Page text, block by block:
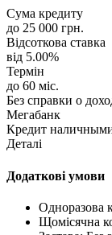
Сума кредиту
до 25 000 грн.
Відсоткова ставка
від 5.00%
Термін
до 60 міс.
Без справки о
Мегабанк
Кредит
Деталі
Додаткові умови
Одноразова
Щомісячна